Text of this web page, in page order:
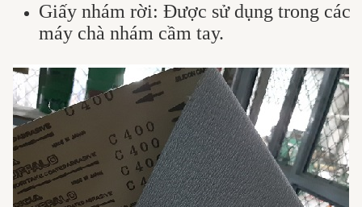
Giấy nhám rời: Được sử dụng trong các
máy chà nhám cầm tay.